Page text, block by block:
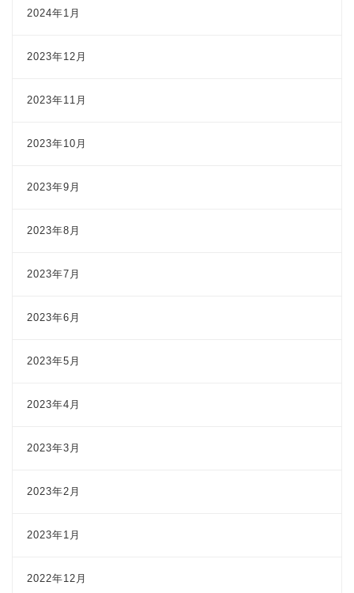
2024年1月
2023年12月
2023年11月
2023年10月
2023年9月
2023年8月
2023年7月
2023年6月
2023年5月
2023年4月
2023年3月
2023年2月
2023年1月
2022年12月